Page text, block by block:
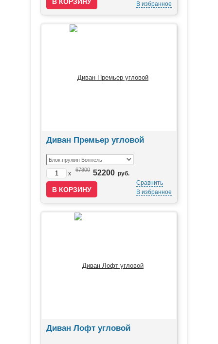
В избранное
Диван Премьер угловой
x
67800 52200 руб.
Сравнить
В избранное
Диван Лофт угловой